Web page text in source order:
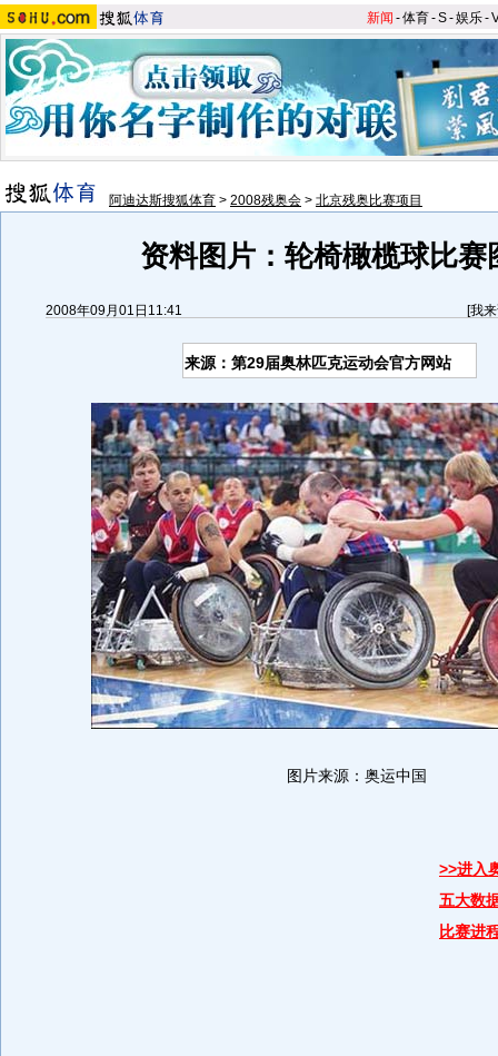
新闻 -体育-S-娱乐-
阿迪达斯搜狐体育 > 2008残奥会 > 北京残奥比赛项目
资料图片：轮椅橄榄球比赛
2008年09月01日11:41 [我
来源：第29届奥林匹克运动会官方网站
图片来源：奥运中国
>>进入
五大数
比赛进